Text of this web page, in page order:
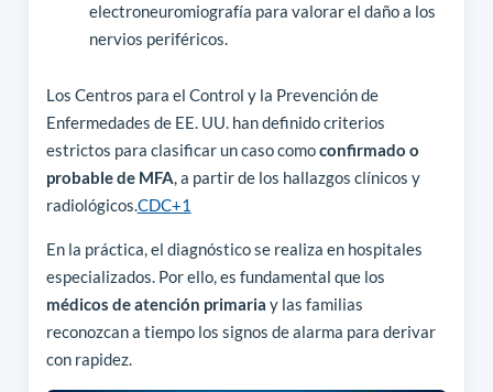
electroneuromiografía para valorar el daño a los
nervios periféricos.
Los Centros para el Control y la Prevención de
Enfermedades de EE. UU. han definido criterios
estrictos para clasificar un caso comoconfirmado o
probable de MFA, a partir de los hallazgos clínicos y
radiológicos.CDC+1
En la práctica, el diagnóstico se realiza en hospitales
especializados. Por ello, es fundamental que los
médicos de atención primaria y las familias
reconozcan a tiempo los signos de alarma para derivar
con rapidez.